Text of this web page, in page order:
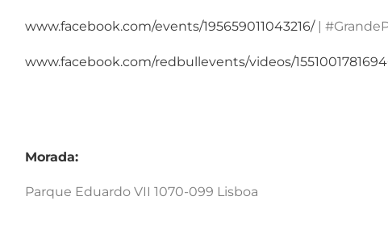
www.facebook.com/events/195659011043216/|
www.facebook.com/redbullevents/videos/
Morada:
Parque Eduardo VII 1070-099 Lisboa